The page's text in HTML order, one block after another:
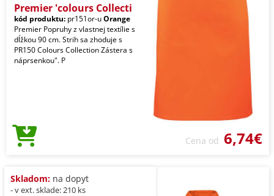
Premier 'colours Collecti
kód produktu: pr151or-uOrange
Premier Popruhy z vlastnej textílie s
dĺžkou 90 cm. Strih sa zhoduje s
PR150 Colours Collection Zástera s
náprsenkou". P
Cena od 6,74€
Skladom: na dopyt
- v ext. sklade: 210 ks